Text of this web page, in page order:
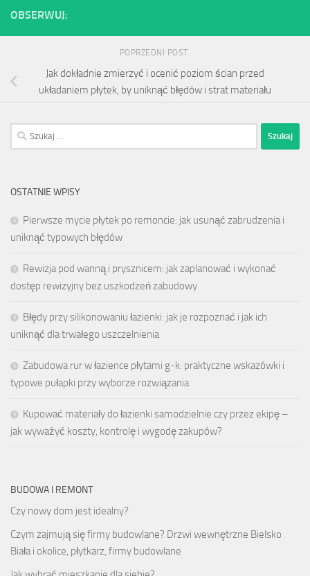
OBSERWUJ:
POPRZEDNI POST
Jak dokładnie zmierzyć i ocenić poziom ścian przed
układaniem płytek, by uniknąć błędów i strat materiału
Szukaj:
OSTATNIE WPISY
Pierwsze mycie płytek po remoncie: jak usunąć zabrudzenia i
uniknąć typowych błędów
Rewizja pod wanną i prysznicem: jak zaplanować i wykonać
dostęp rewizyjny bez uszkodzeń zabudowy
Błędy przy silikonowaniu łazienki: jak je rozpoznać i jak ich
uniknąć dla trwałego uszczelnienia
Zabudowa rur w łazience płytami g-k: praktyczne wskazówki i
typowe pułapki przy wyborze rozwiązania
Kupować materiały do łazienki samodzielnie czy przez ekipę –
jak wyważyć koszty, kontrolę i wygodę zakupów?
BUDOWA I REMONT
Czy nowy dom jest idealny?
Czym zajmują się firmy budowlane? Drzwi wewnętrzne Bielsko
Biała i okolice, płytkarz, firmy budowlane